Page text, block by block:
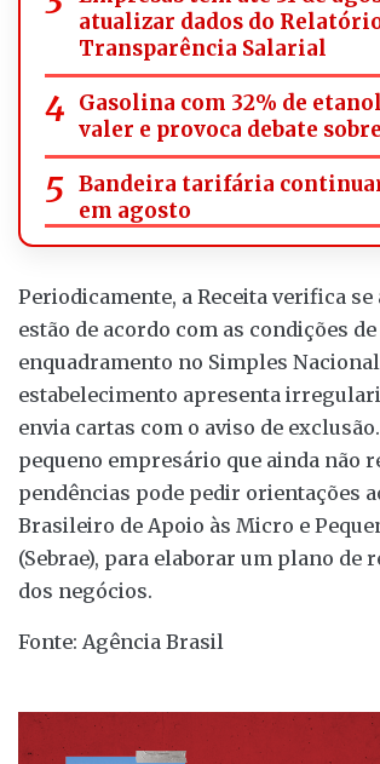
atualizar dados do
Transparência Salarial
Gasolina com 32% de
valer e provoca debate
Bandeira tarifária
em agosto
Periodicamente, a Receita verifica se
estão de acordo com as condições de
enquadramento no Simples
estabelecimento apresenta
envia cartas com o aviso de
pequeno empresário que ainda não
pendências pode pedir orientações
Brasileiro de Apoio às Micro e
(Sebrae), para elaborar um plano de
dos negócios.
Fonte: Agência Brasil